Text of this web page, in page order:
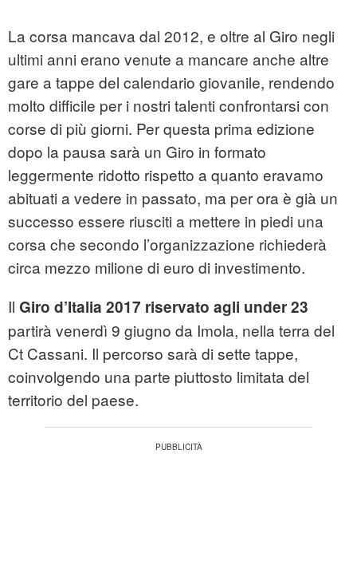
La corsa mancava dal 2012, e oltre al Giro negli
ultimi anni erano venute a mancare anche altre
gare a tappe del calendario giovanile, rendendo
molto difficile per i nostri talenti confrontarsi con
corse di più giorni. Per questa prima edizione
dopo la pausa sarà un Giro in formato
leggermente ridotto rispetto a quanto eravamo
abituati a vedere in passato, ma per ora è già un
successo essere riusciti a mettere in piedi una
corsa che secondo l’organizzazione richiederà
circa mezzo milione di euro di investimento.
Il Giro d’Italia 2017 riservato agli under 23
partirà venerdì 9 giugno da Imola, nella terra del
Ct Cassani. Il percorso sarà di sette tappe,
coinvolgendo una parte piuttosto limitata del
territorio del paese.